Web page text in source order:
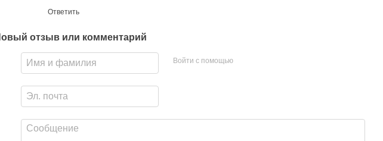
Ответить
отзыв или комментарий
Войти с помощью